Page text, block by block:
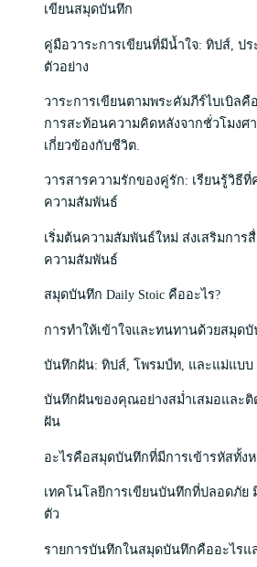
เขียนสมุดบันทึก
คู่มือวาระการเขียนที่มีน้ำใจ: ทิปส์, ปร
ตัวอย่าง
วาระการเขียนตามพระคัมภีร์ไบเบิล
การสะท้อนความคิดหลังจากชั่วโมงศ
เกี่ยวข้องกับชีวิต.
วารสารความรักของคู่รัก: เรียนรู้วิธี
ความสัมพันธ์
เริ่มต้นความสัมพันธ์ใหม่ ส่งเสริมการ
ความสัมพันธ์
สมุดบันทึก Daily Stoic คืออะไร?
การทำให้เข้าใจและทนทานด้วยสมุด
บันทึกฝัน: ทิปส์, โพรมป์ท, และแม่แบบ
บันทึกฝันของคุณอย่างสม่ำเสมอและ
ฝัน
อะไรคือสมุดบันทึกที่มีการเข้ารหัสทั้ง
เทคโนโลยีการเขียนบันทึกที่ปลอดภัย
ตัว
รายการบันทึกในสมุดบันทึกคืออะไรแ